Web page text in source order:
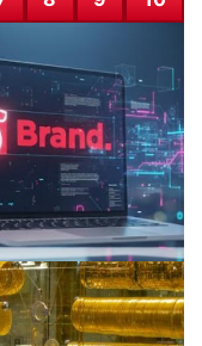
ile Markaların